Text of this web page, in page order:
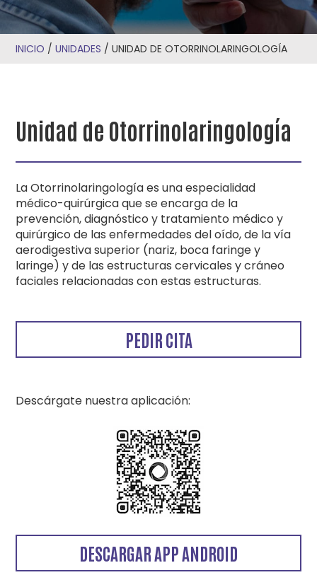
INICIO /UNIDADES /UNIDAD DE OTORRINOLARINGOLOGÍA
Unidad de Otorrinolaringología
La Otorrinolaringología es una especialidad
médico-quirúrgica que se encarga de la
prevención, diagnóstico y tratamiento médico y
quirúrgico de las enfermedades del oído, de la vía
aerodigestiva superior (nariz, boca faringe y
laringe) y de las estructuras cervicales y cráneo
faciales relacionadas con estas estructuras.
PEDIR CITA
Descárgate nuestra aplicación:
DESCARGAR APP ANDROID